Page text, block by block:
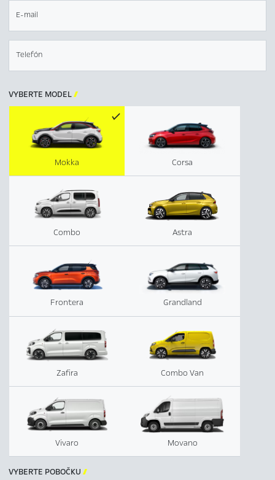
E-mail
Telefón
VYBERTE MODEL
Corsa
Combo Astra
Mokka
Frontera Grandland
Zafira Combo Van
Vivaro Movano
VYBERTE POBOČKU 